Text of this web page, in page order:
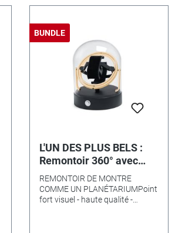
BUNDLE
L'UN DES PLUS BELS :
Remontoir 360° avec
dôme en verre véritable
et socle métallique -
doré
REMONTOIR DE MONTRE
COMME UN PLANÉTARIUMPoint
fort visuel - haute qualité -